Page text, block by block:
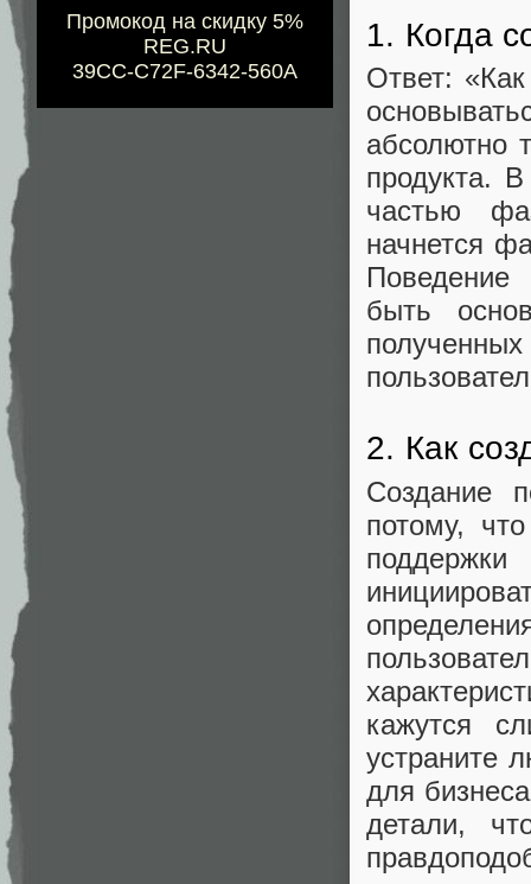
Промокод на скидку 5%
REG.RU
39CC-C72F-6342-560A
1. Когда
Ответ:
абсолютно
продукта.
частью
начнется
быть
2. Как
Создание
потому,
кажутся
устраните
для
детали,